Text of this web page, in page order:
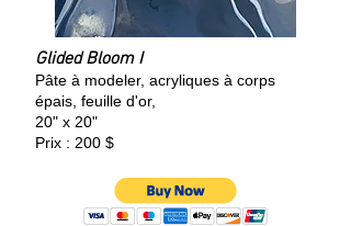
Glided Bloom I
Pâte à modeler, acryliques à corps
épais, feuille d'or,
20" x 20"
Prix : 200 $